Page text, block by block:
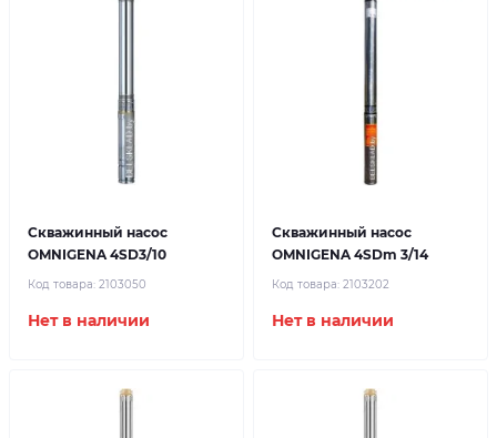
Скважинный насос
OMNIGENA 4SD3/10
Код товара: 2103050
Нет в наличии
Скважинный насос
OMNIGENA 4SDm 3/14
Код товара: 2103202
Нет в наличии